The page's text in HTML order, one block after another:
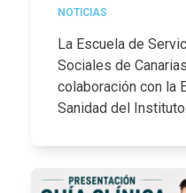
NOTICIAS
La Escuela de
Sociales de
colaboración con la
Sanidad del